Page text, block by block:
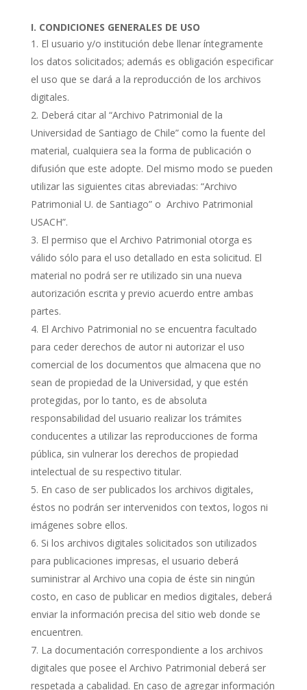
I. CONDICIONES GENERALES DE USO
El usuario y/o institución debe llenar íntegramente
los datos solicitados; además es obligación especificar
el uso que se dará a la reproducción de los archivos
digitales.
Deberá citar al “Archivo Patrimonial de la
Universidad de Santiago de Chile” como la fuente del
material, cualquiera sea la forma de publicación o
difusión que este adopte. Del mismo modo se pueden
utilizar las siguientes citas abreviadas: “Archivo
Patrimonial U. de Santiago” o Archivo Patrimonial
USACH”.
El permiso que el Archivo Patrimonial otorga es
válido sólo para el uso detallado en esta solicitud. El
material no podrá ser re utilizado sin una nueva
autorización escrita y previo acuerdo entre ambas
partes.
El Archivo Patrimonial no se encuentra facultado
para ceder derechos de autor ni autorizar el uso
comercial de los documentos que almacena que no
sean de propiedad de la Universidad, y que estén
protegidas, por lo tanto, es de absoluta
responsabilidad del usuario realizar los trámites
conducentes a utilizar las reproducciones de forma
pública, sin vulnerar los derechos de propiedad
intelectual de su respectivo titular.
En caso de ser publicados los archivos digitales,
éstos no podrán ser intervenidos con textos, logos ni
imágenes sobre ellos.
Si los archivos digitales solicitados son utilizados
para publicaciones impresas, el usuario deberá
suministrar al Archivo una copia de éste sin ningún
costo, en caso de publicar en medios digitales, deberá
enviar la información precisa del sitio web donde se
encuentren.
La documentación correspondiente a los archivos
digitales que posee el Archivo Patrimonial deberá ser
respetada a cabalidad. En caso de agregar información